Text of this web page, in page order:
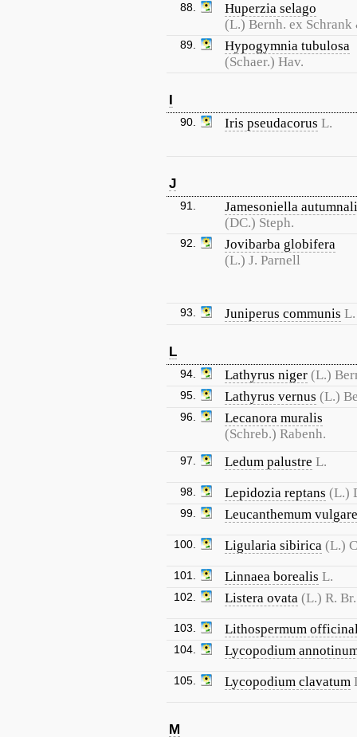
88.
Huperzia selago
(L.) Bernh. ex
89.
Hypogymnia tubulosa
(Schaer.) Hav.
I
90. Iris pseudacorus L.
J
91.
Jamesoniella
(DC.) Steph.
92.
Jovibarba globifera
(L.) J. Parnell
93. Juniperus communis L.
L
94. Lathyrus niger (L.)
95. Lathyrus vernus (L.)
96.
Lecanora muralis
(Schreb.) Rabenh.
97. Ledum palustre L.
98. Lepidozia reptans (L.)
99. Leucanthemum vulgare
100. Ligularia sibirica (L.)
101. Linnaea borealis L.
102. Listera ovata (L.) R. Br.
103. Lithospermum
104. Lycopodium
105. Lycopodium clavatum
M